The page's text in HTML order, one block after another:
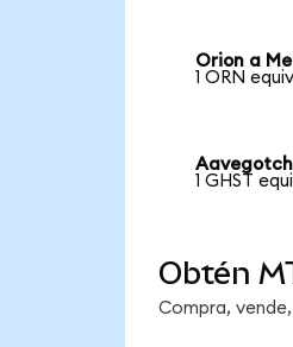
Orion a
1 ORN
1 GHST
Obtén
Compra,